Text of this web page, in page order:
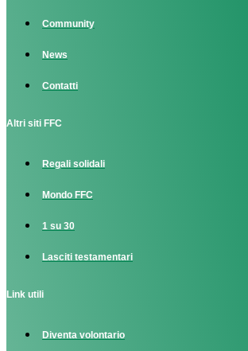
Community
News
Contatti
Altri siti FFC
Regali solidali
Mondo FFC
1 su 30
Lasciti testamentari
Link utili
Diventa volontario